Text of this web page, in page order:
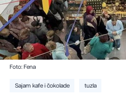
Foto: Fena
Sajam kafe i čokolade tuzla